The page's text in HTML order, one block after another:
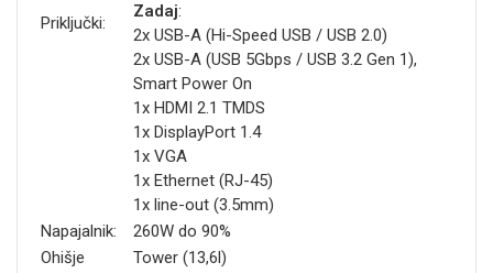
Priključki:
Zadaj:
2x USB-A (Hi-Speed USB / USB 2.0)
2x USB-A (USB 5Gbps / USB 3.2 Gen 1),
Smart Power On
1x HDMI 2.1 TMDS
1x DisplayPort 1.4
1x VGA
1x Ethernet (RJ-45)
1x line-out (3.5mm)
Napajalnik:
260W do 90%
Ohišje
Tower (13,6l)